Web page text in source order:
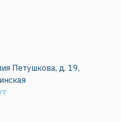
Петушкова, д. 19,